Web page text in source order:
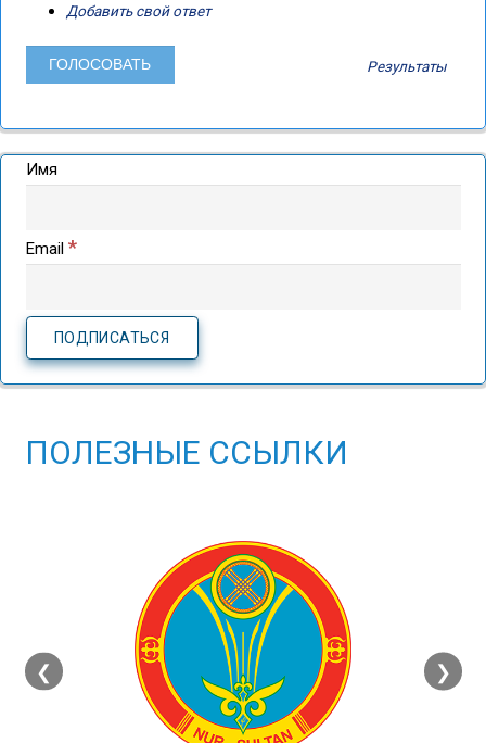
Добавить свой ответ
Результаты
Имя
Email *
ПОЛЕЗНЫЕ ССЫЛКИ
❮ ❯